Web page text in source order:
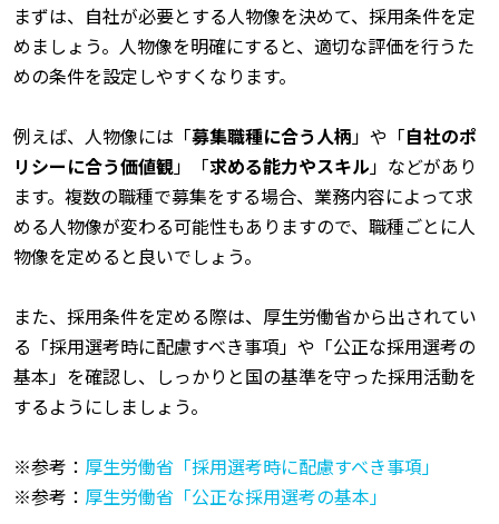
まずは、自社が必要とする人物像を決めて、採用条件を定
めましょう。人物像を明確にすると、適切な評価を行うた
めの条件を設定しやすくなります。
例えば、人物像には「募集職種に合う人柄 」や「自社のポ
リシーに合う価値観」「求める能力やスキル」などがあり
ます。複数の職種で募集をする場合、業務内容によって求
める人物像が変わる可能性もありますので、職種ごとに人
物像を定めると良いでしょう。
また、採用条件を定める際は、厚生労働省から出されてい
る「採用選考時に配慮すべき事項」や「公正な採用選考の
基本」を確認し、しっかりと国の基準を守った採用活動を
するようにしましょう。
※参考： 厚生労働省「採用選考時に配慮すべき事項」
※参考： 厚生労働省「公正な採用選考の基本」